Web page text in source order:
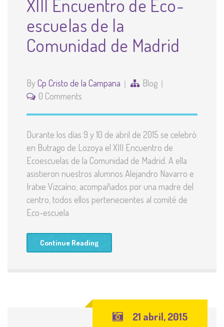
XIII Encuentro de Eco-
escuelas de la
Comunidad de Madrid
By Cp Cristo de la Campana
Blog
0 Comments
Durante los días 9 y 10 de abril de 2015 se celebró
en Butrago de Lozoya el XIII Encuentro de
Ecoescuelas de la Comunidad de Madrid. A ella
asistieron nuestros alumnos Alejandro Navarro e
Iratxe Vizcaíno, acompañados por una madre del
centro, todos ellos pertenecientes al comité de
Eco-escuela
Continue Reading
21 abril, 2015